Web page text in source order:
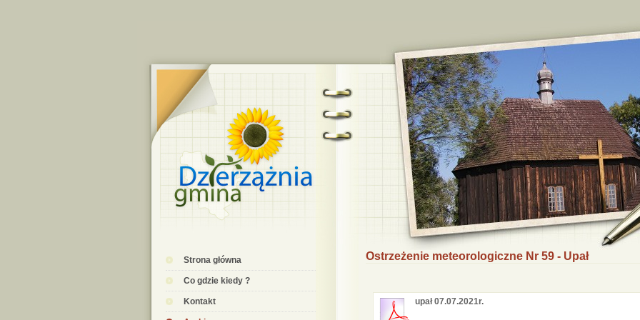
Strona główna
Co gdzie kiedy ?
Kontakt
Ostrzeżenie meteorologiczne Nr 59 - Upał
upał 07.07.2021r.